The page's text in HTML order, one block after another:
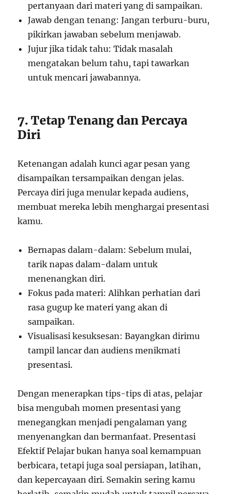
pertanyaan dari materi yang di sampaikan.
Jawab dengan tenang: Jangan terburu-buru,
pikirkan jawaban sebelum menjawab.
Jujur jika tidak tahu: Tidak masalah
mengatakan belum tahu, tapi tawarkan
untuk mencari jawabannya.
7. Tetap Tenang dan Percaya
Diri
Ketenangan adalah kunci agar pesan yang
disampaikan tersampaikan dengan jelas.
Percaya diri juga menular kepada audiens,
membuat mereka lebih menghargai presentasi
kamu.
Bernapas dalam-dalam: Sebelum mulai,
tarik napas dalam-dalam untuk
menenangkan diri.
Fokus pada materi: Alihkan perhatian dari
rasa gugup ke materi yang akan di
sampaikan.
Visualisasi kesuksesan: Bayangkan dirimu
tampil lancar dan audiens menikmati
presentasi.
Dengan menerapkan tips-tips di atas, pelajar
bisa mengubah momen presentasi yang
menegangkan menjadi pengalaman yang
menyenangkan dan bermanfaat. Presentasi
Efektif Pelajar bukan hanya soal kemampuan
berbicara, tetapi juga soal persiapan, latihan,
dan kepercayaan diri. Semakin sering kamu